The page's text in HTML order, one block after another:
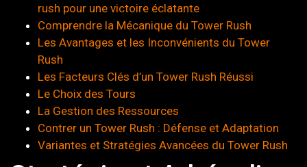
rush pour une victoire éclatante
Comprendre la Mécanique du Tower Rush
Les Avantages et les Inconvénients du Tower
Rush
Les Facteurs Clés d’un Tower Rush Réussi
Le Choix des Tours
La Gestion des Ressources
Contrer un Tower Rush : Défense et Adaptation
Variantes et Stratégies Avancées du Tower Rush